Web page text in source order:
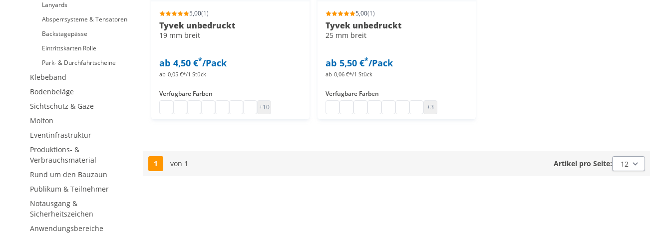
Lanyards
Absperrsysteme & Tensatoren
Backstagepässe
Eintrittskarten Rolle
Park- & Durchfahrtscheine
Klebeband
Bodenbeläge
Sichtschutz & Gaze
Molton
Eventinfrastruktur
Produktions- &
Verbrauchsmaterial
Rund um den Bauzaun
Publikum & Teilnehmer
Notausgang &
Sicherheitszeichen
Anwendungsbereiche
5,00(1)
Tyvek unbedruckt
19 mm breit
ab 4,50 €*/Pack
ab 0,05 €*/1 Stück
Verfügbare Farben
Einlassarmbänder Tyvek
Partybändchen Papier
Tyvek Bänder unbedruckt
Papier Eintrittsbänder
+10
5,00(1)
Tyvek unbedruckt
25 mm breit
ab 5,50 €*/Pack
ab 0,06 €*/1 Stück
Verfügbare Farben
Kontrollbändchen Papier
Kontrollbändchen Papier
Kontrollbändchen Papier
Kontrollbändchen Papier
Kontrollbändchen Papier
+3
Seite
1 von 1 Artikel pro Seite: Artikel pro Seite: